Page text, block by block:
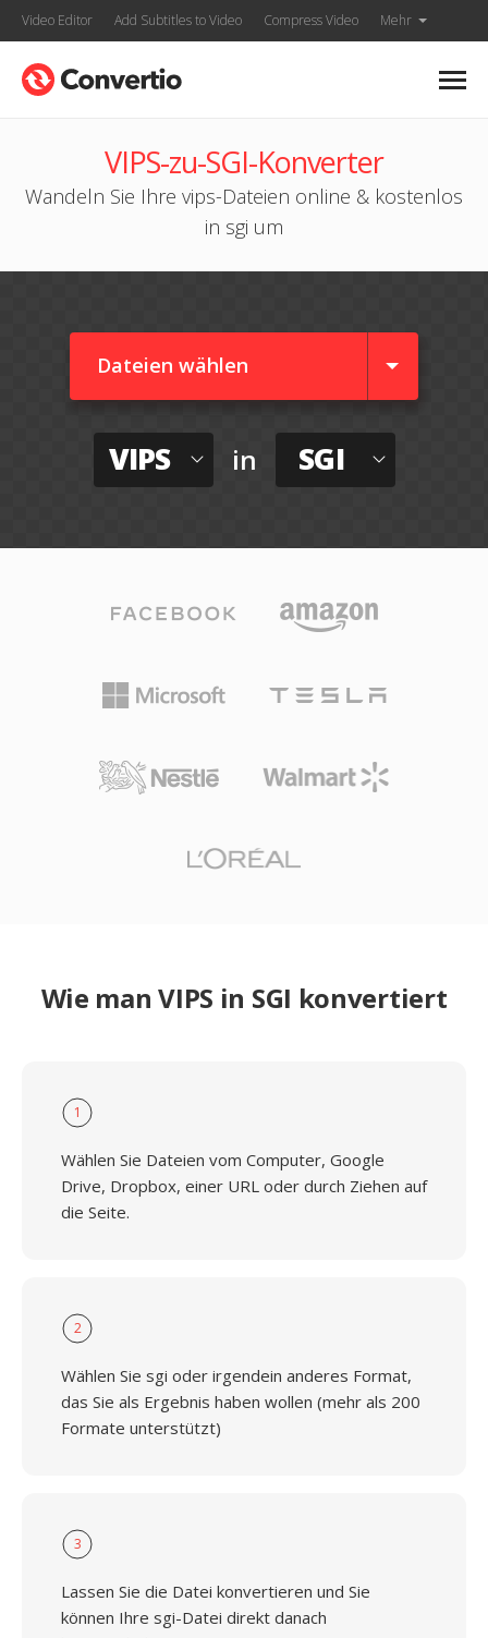
Video Editor Add Subtitles to Video Compress Video Mehr
VIPS-zu-SGI-Konverter
Wandeln Sie Ihre vips-Dateien online & kostenlos
in sgi um
Dateien wählen
VIPS in SGI
Wie man VIPS in SGI konvertiert
1
Wählen Sie Dateien vom Computer, Google
Drive, Dropbox, einer URL oder durch Ziehen auf
die Seite.
2
Wählen Sie sgi oder irgendein anderes Format,
das Sie als Ergebnis haben wollen (mehr als 200
Formate unterstützt)
3
Lassen Sie die Datei konvertieren und Sie
können Ihre sgi-Datei direkt danach